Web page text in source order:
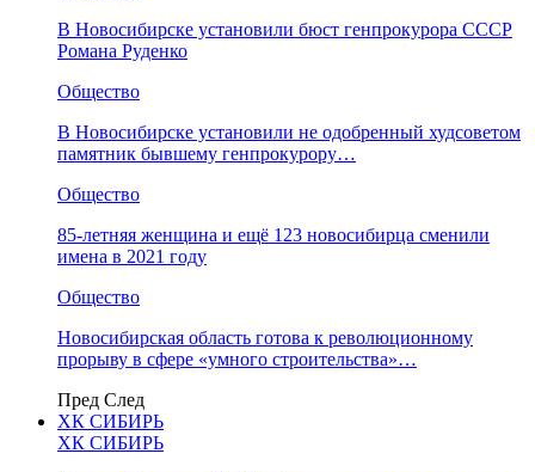
В Новосибирске установили бюст генпрокурора СССР
Романа Руденко
Общество
В Новосибирске установили не одобренный худсоветом
памятник бывшему генпрокурору…
Общество
85-летняя женщина и ещё 123 новосибирца сменили
имена в 2021 году
Общество
Новосибирская область готова к революционному
прорыву в сфере «умного строительства»…
Пред След
ХК СИБИРЬ
ХК СИБИРЬ